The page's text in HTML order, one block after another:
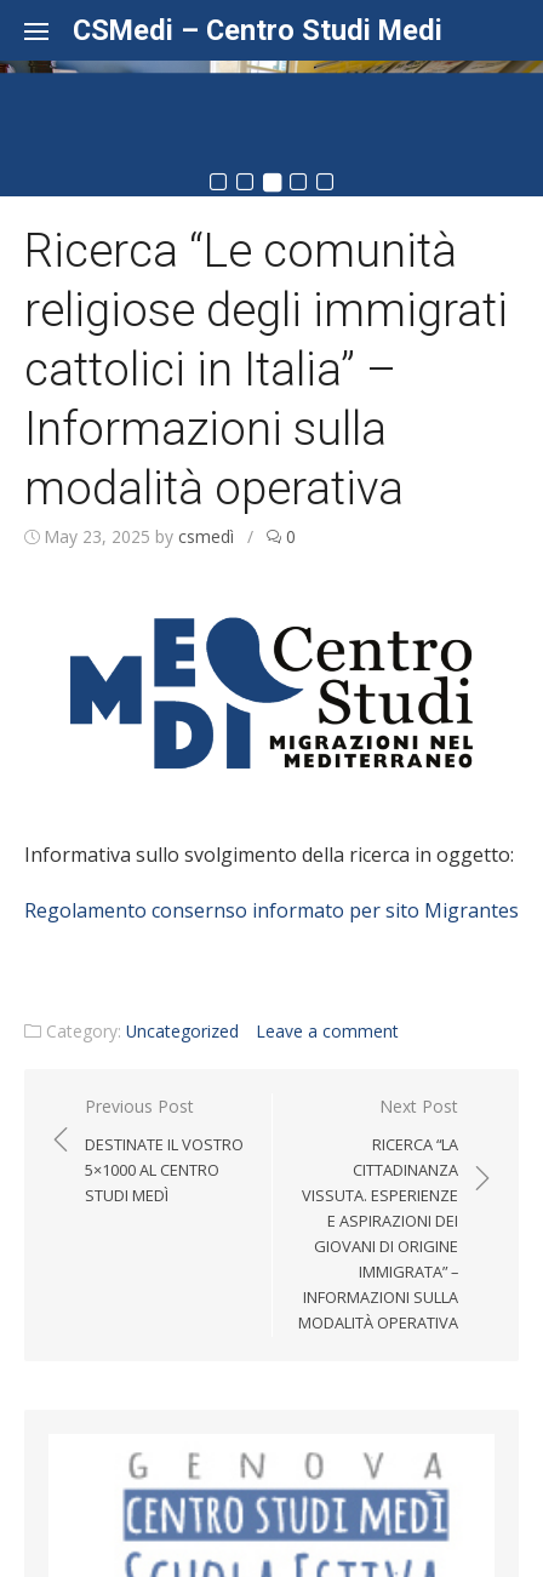
CSMedi – Centro Studi Medi
Ricerca “Le comunità
religiose degli immigrati
cattolici in Italia” –
Informazioni sulla
modalità operativa
May 23, 2025 by csmedì / 0
Informativa sullo svolgimento della ricerca in oggetto:
Regolamento consernso informato per sito Migrantes
Category: Uncategorized Leave a comment
Post navigation
Previous Post
DESTINATE IL VOSTRO
5×1000 AL CENTRO
STUDI MEDÌ
Next Post
RICERCA “LA
CITTADINANZA
VISSUTA. ESPERIENZE
E ASPIRAZIONI DEI
GIOVANI DI ORIGINE
IMMIGRATA” –
INFORMAZIONI SULLA
MODALITÀ OPERATIVA